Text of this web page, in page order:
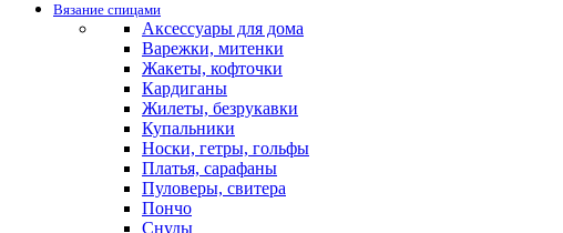
Вязание спицами
Аксессуары для дома
Варежки, митенки
Жакеты, кофточки
Кардиганы
Жилеты, безрукавки
Купальники
Носки, гетры, гольфы
Платья, сарафаны
Пуловеры, свитера
Пончо
Снуды